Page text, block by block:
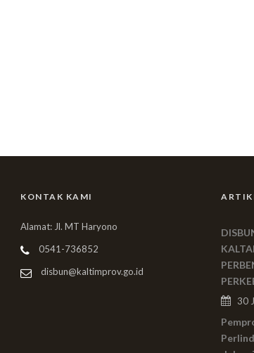
KONTAK KAMI
Alamat: Jl. MT Haryono
0541-736852
disbun@kaltimprov.go.id
30